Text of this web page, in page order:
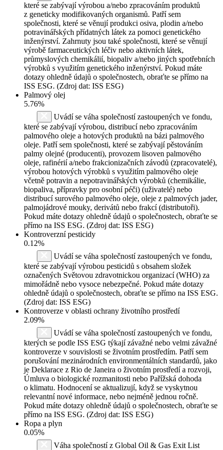
které se zabývají výrobou a/nebo zpracováním produktů
z geneticky modifikovaných organismů. Patří sem
společnosti, které se věnují produkci osiva, plodin a/nebo
potravinářských přídatných látek za pomoci genetického
inženýrství. Zahrnuty jsou také společnosti, které se věnují
výrobě farmaceutických léčiv nebo aktivních látek,
průmyslových chemikálií, biopaliv a/nebo jiných spotřebních
výrobků s využitím genetického inženýrství. Pokud máte
dotazy ohledně údajů o společnostech, obraťte se přímo na
ISS ESG. (Zdroj dat: ISS ESG)
Palmový olej
5.76%
Uvádí se váha společností zastoupených ve fondu,
které se zabývají výrobou, distribucí nebo zpracováním
palmového oleje a hotových produktů na bázi palmového
oleje. Patří sem společnosti, které se zabývají pěstováním
palmy olejné (producenti), provozem lisoven palmového
oleje, rafinérií a/nebo frakcionizačních závodů (zpracovatelé),
výrobou hotových výrobků s využitím palmového oleje
včetně potravin a nepotravinářských výrobků (chemikálie,
biopaliva, přípravky pro osobní péči) (uživatelé) nebo
distribucí surového palmového oleje, oleje z palmových jader,
palmojádrové mouky, derivátů nebo frakcí (distributoři).
Pokud máte dotazy ohledně údajů o společnostech, obraťte se
přímo na ISS ESG. (Zdroj dat: ISS ESG)
Kontroverzní pesticidy
0.12%
Uvádí se váha společností zastoupených ve fondu,
které se zabývají výrobou pesticidů s obsahem složek
označených Světovou zdravotnickou organizací (WHO) za
mimořádně nebo vysoce nebezpečné. Pokud máte dotazy
ohledně údajů o společnostech, obraťte se přímo na ISS ESG.
(Zdroj dat: ISS ESG)
Kontroverze v oblasti ochrany životního prostředí
2.09%
Uvádí se váha společností zastoupených ve fondu,
kterých se podle ISS ESG týkají závažné nebo velmi závažné
kontroverze v souvislosti se životním prostředím. Patří sem
porušování mezinárodních environmentálních standardů, jako
je Deklarace z Rio de Janeira o životním prostředí a rozvoji,
Úmluva o biologické rozmanitosti nebo Pařížská dohoda
o klimatu. Hodnocení se aktualizují, když se vyskytnou
relevantní nové informace, nebo nejméně jednou ročně.
Pokud máte dotazy ohledně údajů o společnostech, obraťte se
přímo na ISS ESG. (Zdroj dat: ISS ESG)
Ropa a plyn
0.05%
Váha společností z Global Oil & Gas Exit List